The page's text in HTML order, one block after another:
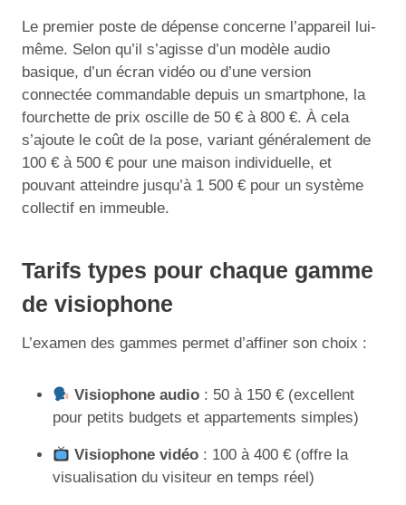
Le premier poste de dépense concerne l’appareil lui-
même. Selon qu’il s’agisse d’un modèle audio
basique, d’un écran vidéo ou d’une version
connectée commandable depuis un smartphone, la
fourchette de prix oscille de 50 € à 800 €. À cela
s’ajoute le coût de la pose, variant généralement de
100 € à 500 € pour une maison individuelle, et
pouvant atteindre jusqu’à 1 500 € pour un système
collectif en immeuble.
Tarifs types pour chaque gamme
de visiophone
L’examen des gammes permet d’affiner son choix :
Visiophone audio : 50 à 150 € (excellent
pour petits budgets et appartements simples)
Visiophone vidéo : 100 à 400 € (offre la
visualisation du visiteur en temps réel)